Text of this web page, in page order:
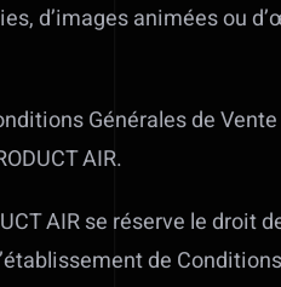
d’images animées ou
Générales de
AIR.
AIR se réserve le
de